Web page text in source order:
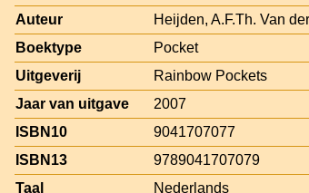
Auteur
Heijden, A.F.Th. Van der
Boektype
Pocket
Uitgeverij
Rainbow Pockets
Jaar van uitgave
2007
ISBN10
9041707077
ISBN13
9789041707079
Taal
Nederlands